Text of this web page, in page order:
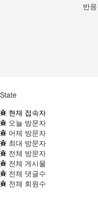
반
State
현재 접속자
오늘 방문자
어제 방문자
최대 방문자
전체 방문자
전체 게시물
전체 댓글수
전체 회원수